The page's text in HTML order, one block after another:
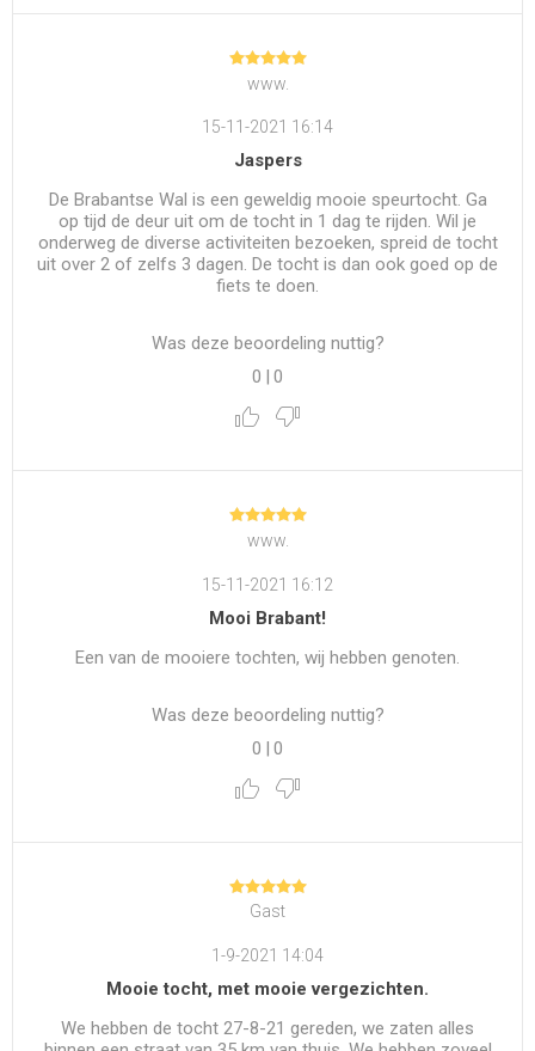
www.
15-11-2021 16:14
Jaspers
De Brabantse Wal is een geweldig mooie speurtocht. Ga
op tijd de deur uit om de tocht in 1 dag te rijden. Wil je
onderweg de diverse activiteiten bezoeken, spreid de tocht
uit over 2 of zelfs 3 dagen. De tocht is dan ook goed op de
fiets te doen.
Was deze beoordeling nuttig?
0
0
www.
15-11-2021 16:12
Mooi Brabant!
Een van de mooiere tochten, wij hebben genoten.
Was deze beoordeling nuttig?
0 | 0
Gast
1-9-2021 14:04
Mooie tocht, met mooie vergezichten.
We hebben de tocht 27-8-21 gereden, we zaten alles